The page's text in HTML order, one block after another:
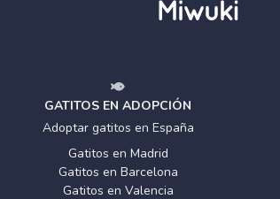
GATITOS EN ADOPCIÓN
Adoptar gatitos en España
Gatitos en Madrid
Gatitos en Barcelona
Gatitos en Valencia